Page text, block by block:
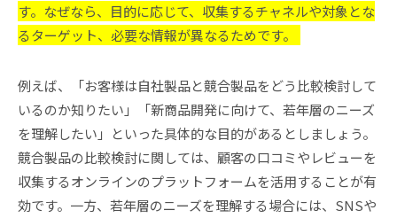
す。なぜなら、目的に応じて、収集するチャネルや対象とな
るターゲット、必要な情報が異なるためです。
例えば、「お客様は自社製品と競合製品をどう比較検討して
いるのか知りたい」「新商品開発に向けて、若年層のニーズ
を理解したい」といった具体的な目的があるとしましょう。
競合製品の比較検討に関しては、顧客の口コミやレビューを
収集するオンラインのプラットフォームを活用することが有
効です。一方、若年層のニーズを理解する場合には、SNSや